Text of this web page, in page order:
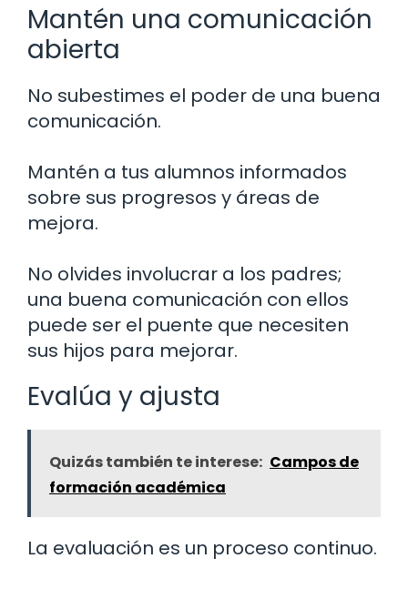
Mantén una comunicación
abierta
No subestimes el poder de una buena
comunicación.
Mantén a tus alumnos informados
sobre sus progresos y áreas de
mejora.
No olvides involucrar a los padres;
una buena comunicación con ellos
puede ser el puente que necesiten
sus hijos para mejorar.
Evalúa y ajusta
Quizás también te interese: Campos de
formación académica
La evaluación es un proceso continuo.